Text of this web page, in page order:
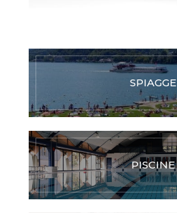
SPIAGGE
PISCINE